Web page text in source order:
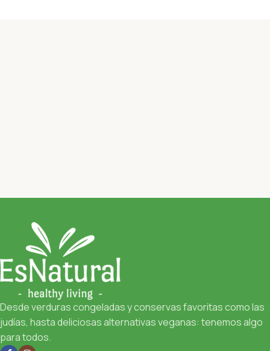
Desde verduras congeladas y conservas favoritas como las
judías, hasta deliciosas alternativas veganas: tenemos algo
para todos.